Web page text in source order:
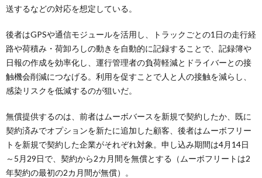
送するなどの対応を想定している。
後者はGPSや通信モジュールを活用し、トラックごとの1日の走行経
路や荷積み・荷卸ろしの動きを自動的に記録することで、記録簿や
日報の作成を効率化し、運行管理者の負荷軽減とドライバーとの接
触機会削減につなげる。利用を促すことで人と人の接触を減らし、
感染リスクを低減するのが狙いだ。
無償提供するのは、前者はムーボバースを新規で契約したか、既に
契約済みでオプションを新たに追加した顧客、後者はムーボフリー
トを新規で契約した企業がそれぞれ対象。申し込み期間は4月14日
～5月29日で、契約から2カ月間を無償とする（ムーボフリートは2
年契約の最初の2カ月間が無償）。